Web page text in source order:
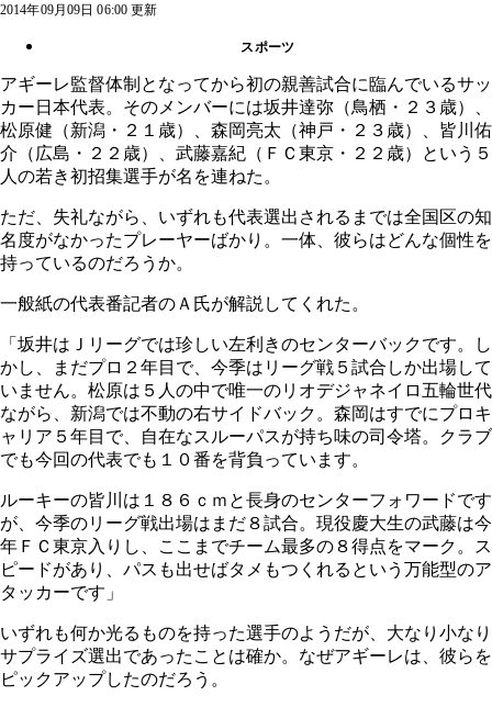
2014年09月09日 06:00 更新
スポーツ
アギーレ監督体制となってから初の親善試合に臨んでいるサッ
カー日本代表。そのメンバーには坂井達弥（鳥栖・２３歳）、
松原健（新潟・２１歳）、森岡亮太（神戸・２３歳）、皆川佑
介（広島・２２歳）、武藤嘉紀（ＦＣ東京・２２歳）という５
人の若き初招集選手が名を連ねた。
ただ、失礼ながら、いずれも代表選出されるまでは全国区の知
名度がなかったプレーヤーばかり。一体、彼らはどんな個性を
持っているのだろうか。
一般紙の代表番記者のＡ氏が解説してくれた。
「坂井はＪリーグでは珍しい左利きのセンターバックです。し
かし、まだプロ２年目で、今季はリーグ戦５試合しか出場して
いません。松原は５人の中で唯一のリオデジャネイロ五輪世代
ながら、新潟では不動の右サイドバック。森岡はすでにプロキ
ャリア５年目で、自在なスルーパスが持ち味の司令塔。クラブ
でも今回の代表でも１０番を背負っています。
ルーキーの皆川は１８６ｃｍと長身のセンターフォワードです
が、今季のリーグ戦出場はまだ８試合。現役慶大生の武藤は今
年ＦＣ東京入りし、ここまでチーム最多の８得点をマーク。ス
ピードがあり、パスも出せばタメもつくれるという万能型のア
タッカーです」
いずれも何か光るものを持った選手のようだが、大なり小なり
サプライズ選出であったことは確か。なぜアギーレは、彼らを
ピックアップしたのだろう。